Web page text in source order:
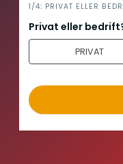
i
n
n
o
d
1/4: PRIVAT ELLER
Privat eller
PRIVAT